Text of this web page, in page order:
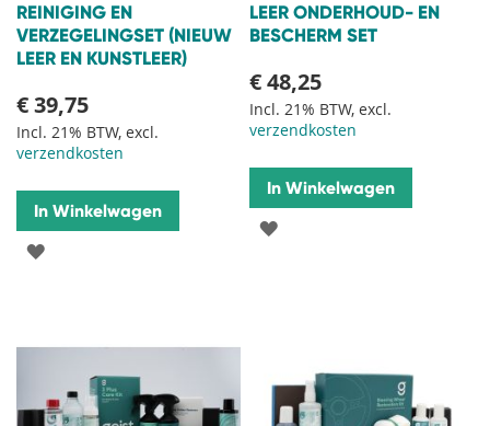
REINIGING EN
VERZEGELINGSET (NIEUW
LEER EN KUNSTLEER)
€ 39,75
Incl. 21% BTW, excl.
verzendkosten
In Winkelwagen
VOEG
LEER ONDERHOUD- EN
BESCHERM SET
€ 48,25
Incl. 21% BTW, excl.
verzendkosten
In Winkelwagen
VOEG